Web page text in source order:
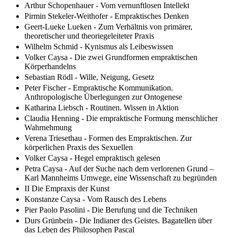
Arthur Schopenhauer - Vom vernunftlosen Intellekt
Pirmin Stekeler-Weithofer - Empraktisches Denken
Geert-Lueke Lueken - Zum Verhältnis von primärer,
theoretischer und theoriegeleiteter Praxis
Wilhelm Schmid - Kynismus als Leibeswissen
Volker Caysa - Die zwei Grundformen empraktischen
Körperhandelns
Sebastian Rödl - Wille, Neigung, Gesetz
Peter Fischer - Empraktische Kommunikation.
Anthropologische Überlegungen zur Ontogenese
Katharina Liebsch - Routinen. Wissen in Aktion
Claudia Henning - Die empraktische Formung menschlicher
Wahrnehmung
Verena Triesethau - Formen des Empraktischen. Zur
körperlichen Praxis des Sexuellen
Volker Caysa - Hegel empraktisch gelesen
Petra Caysa - Auf der Suche nach dem verlorenen Grund –
Karl Mannheims Umwege, eine Wissenschaft zu begründen
II Die Empraxis der Kunst
Konstanze Caysa - Vom Rausch des Lebens
Pier Paolo Pasolini - Die Berufung und die Techniken
Durs Grünbein - Die Indianer des Geistes. Bagatellen über
das Leben des Philosophen Pascal